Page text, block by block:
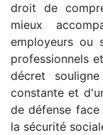
droit de
mieux
employeurs ou
professionnels
décret
constante et
de défense
la sécurité